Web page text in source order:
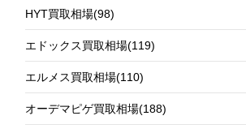
HYT買取相場(98)
エドックス買取相場(119)
エルメス買取相場(110)
オーデマピゲ買取相場(188)